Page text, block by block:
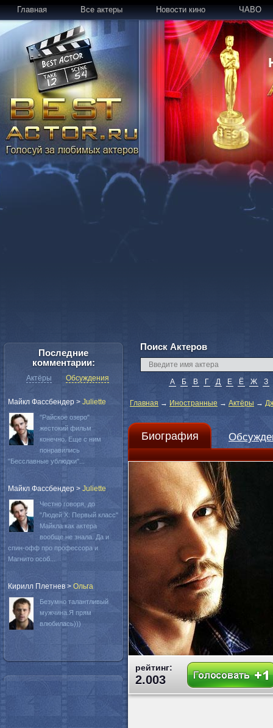
Главная Все актеры Новости кино ЧАВО
Поиск Актеров
А Б В Г Д Е Ё Ж З
Главная → Иностранные → Актёры →
Биография
рейтинг:
2.003
Последние
комментарии:
Актёры Обсуждения
Майкл Фассбендер > Juliette
"Райское озеро"
жестокий фильм
конечно. Еще с ним
понравились
"Бесславные ублюдки"...
Майкл Фассбендер > Juliette
Честно говоря, до
"Людей Х: Первый класс"
Майкла как актера
вообще не знала. Да и
спин-офф про профессора и
Магнито особ...
Кирилл Плетнев > Oльга
Безумно талантливый
мужчина.Я прям
влюбилась)))